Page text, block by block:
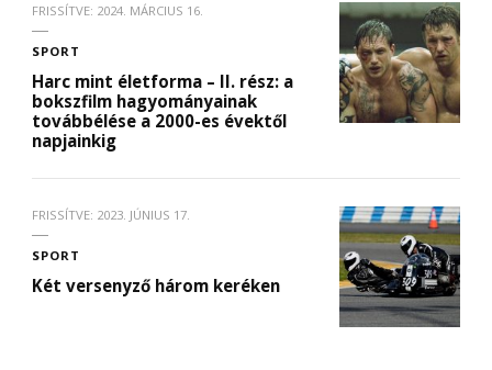
FRISSÍTVE: 2024. MÁRCIUS 16.
SPORT
Harc mint életforma – II. rész: a
bokszfilm hagyományainak
továbbélése a 2000-es évektől
napjainkig
FRISSÍTVE: 2023. JÚNIUS 17.
SPORT
Két versenyző három keréken